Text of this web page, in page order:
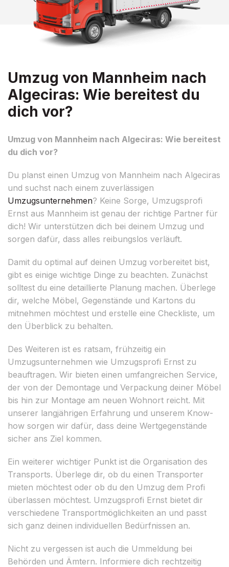
Umzug von Mannheim nach
Algeciras: Wie bereitest du
dich vor?
Umzug von Mannheim nach Algeciras: Wie bereitest
du dich vor?
Du planst einen Umzug von Mannheim nach Algeciras
und suchst nach einem zuverlässigen
Umzugsunternehmen? Keine Sorge, Umzugsprofi
Ernst aus Mannheim ist genau der richtige Partner für
dich! Wir unterstützen dich bei deinem Umzug und
sorgen dafür, dass alles reibungslos verläuft.
Damit du optimal auf deinen Umzug vorbereitet bist,
gibt es einige wichtige Dinge zu beachten. Zunächst
solltest du eine detaillierte Planung machen. Überlege
dir, welche Möbel, Gegenstände und Kartons du
mitnehmen möchtest und erstelle eine Checkliste, um
den Überblick zu behalten.
Des Weiteren ist es ratsam, frühzeitig ein
Umzugsunternehmen wie Umzugsprofi Ernst zu
beauftragen. Wir bieten einen umfangreichen Service,
der von der Demontage und Verpackung deiner Möbel
bis hin zur Montage am neuen Wohnort reicht. Mit
unserer langjährigen Erfahrung und unserem Know-
how sorgen wir dafür, dass deine Wertgegenstände
sicher ans Ziel kommen.
Ein weiterer wichtiger Punkt ist die Organisation des
Transports. Überlege dir, ob du einen Transporter
mieten möchtest oder ob du den Umzug dem Profi
überlassen möchtest. Umzugsprofi Ernst bietet dir
verschiedene Transportmöglichkeiten an und passt
sich ganz deinen individuellen Bedürfnissen an.
Nicht zu vergessen ist auch die Ummeldung bei
Behörden und Ämtern. Informiere dich rechtzeitig